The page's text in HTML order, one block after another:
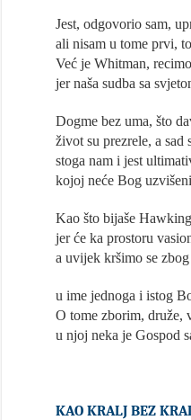
Jest, odgovorio sam,
ali nisam u tome prvi,
Već je Whitman,
jer naša sudba sa
Dogme bez uma, što
život su prezrele, a
stoga nam i jest
kojoj neće Bog
Kao što bijaše
jer će ka prostoru
a uvijek kršimo se
u ime jednoga i istog
O tome zborim, druže,
u njoj neka je Gospod
KAO KRALJ BEZ